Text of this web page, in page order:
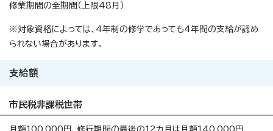
修業期間の全期間（上限48月）
※対象資格によっては、4年制の修学であっても4年間の支給が認め
られない場合があります。
支給額
市民税非課税世帯
月額100,000円、修行期間の最後の12カ月は月額140,000円